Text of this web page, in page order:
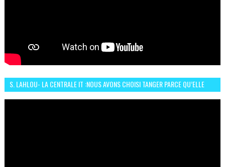
S. LAHLOU- LA CENTRALE IT :NOUS AVONS CHOISI TANGER PARCE QU’ELLE